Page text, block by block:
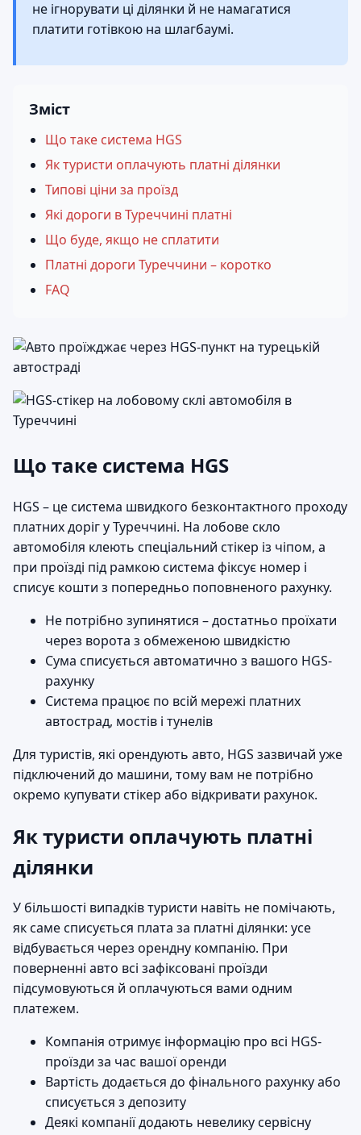
не ігнорувати ці ділянки й не намагатися
платити готівкою на шлагбаумі.
Зміст
Що таке система HGS
Як туристи оплачують платні ділянки
Типові ціни за проїзд
Які дороги в Туреччині платні
Що буде, якщо не сплатити
Платні дороги Туреччини – коротко
FAQ
Що таке система HGS
HGS – це система швидкого безконтактного проходу
платних доріг у Туреччині. На лобове скло
автомобіля клеють спеціальний стікер із чіпом, а
при проїзді під рамкою система фіксує номер і
списує кошти з попередньо поповненого рахунку.
Не потрібно зупинятися – достатньо проїхати
через ворота з обмеженою швидкістю
Сума списується автоматично з вашого HGS-
рахунку
Система працює по всій мережі платних
автострад, мостів і тунелів
Для туристів, які орендують авто, HGS зазвичай уже
підключений до машини, тому вам не потрібно
окремо купувати стікер або відкривати рахунок.
Як туристи оплачують платні
ділянки
У більшості випадків туристи навіть не помічають,
як саме списується плата за платні ділянки: усе
відбувається через орендну компанію. При
поверненні авто всі зафіксовані проїзди
підсумовуються й оплачуються вами одним
платежем.
Компанія отримує інформацію про всі HGS-
проїзди за час вашої оренди
Вартість додається до фінального рахунку або
списується з депозиту
Деякі компанії додають невелику сервісну